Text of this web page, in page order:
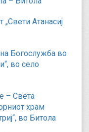
Атанасиј
Богослужба во
во село
– Света
храм
во Битола